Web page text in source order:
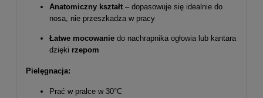
Anatomiczny kształt – dopasowuje się idealnie do
nosa, nie przeszkadza w pracy
Łatwe mocowanie do nachrapnika ogłowia lub kantara
dzięki rzepom
Pielęgnacja:
Prać w pralce w 30°C